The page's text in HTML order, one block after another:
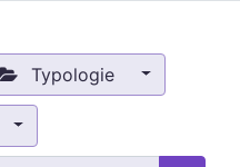
Typologie